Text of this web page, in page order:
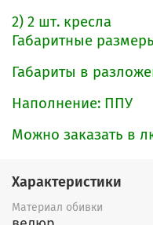
2) 2 шт. кресла
Габаритные
Габариты в
Наполнение: ППУ
Можно заказать в
Характеристики
Материал обивки